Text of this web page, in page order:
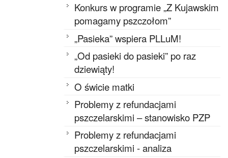
Konkurs w programie „Z Kujawskim
pomagamy pszczołom”
„Pasieka” wspiera PLLuM!
„Od pasieki do pasieki” po raz
dziewiąty!
O świcie matki
Problemy z refundacjami
pszczelarskimi – stanowisko PZP
Problemy z refundacjami
pszczelarskimi - analiza